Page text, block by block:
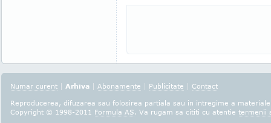
Numar curent | Arhiva | Abonamente | Publicitate | Contact
Reproducerea, difuzarea sau folosirea partiala sau in intregime a
Copyright © 1998-2011 Formula AS. Va rugam sa cititi cu atentie termenii